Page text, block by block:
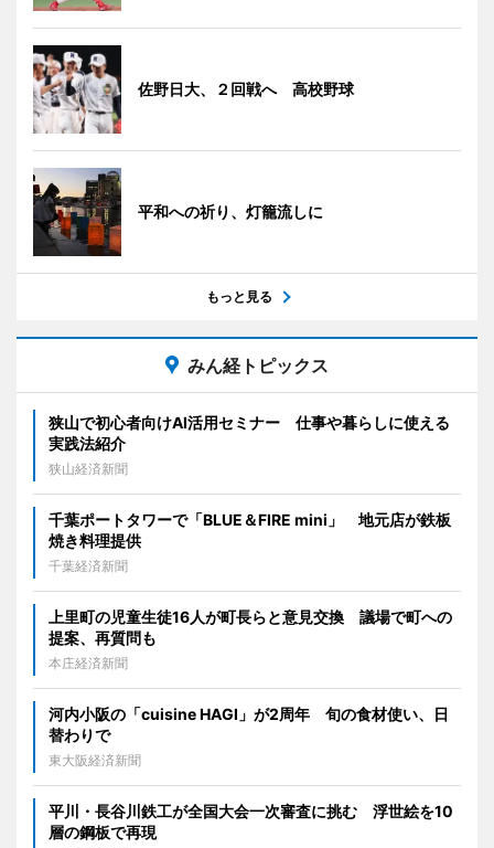
佐野日大、２回戦へ 高校野球
平和への祈り、灯籠流しに
もっと見る
みん経トピックス
狭山で初心者向けAI活用セミナー 仕事や暮らしに使える
実践法紹介
狭山経済新聞
千葉ポートタワーで「BLUE＆FIRE mini」 地元店が鉄板
焼き料理提供
千葉経済新聞
上里町の児童生徒16人が町長らと意見交換 議場で町への
提案、再質問も
本庄経済新聞
河内小阪の「cuisine HAGI」が2周年 旬の食材使い、日
替わりで
東大阪経済新聞
平川・長谷川鉄工が全国大会一次審査に挑む 浮世絵を10
層の鋼板で再現